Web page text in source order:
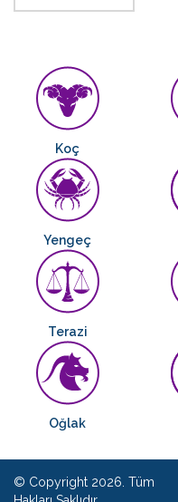
Koç
Yengeç
Terazi
Oğlak
© Copyright 2026. Tüm